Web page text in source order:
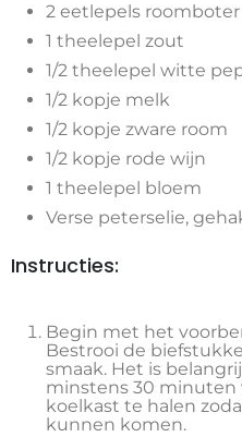
2 eetlepels roomboter
1 theelepel zout
1/2 theelepel witte
1/2 kopje melk
1/2 kopje zware room
1/2 kopje rode wijn
1 theelepel bloem
Verse peterselie,
Instructies:
Begin met het
Bestrooi de
smaak. Het is
minstens 30 minuten
koelkast te halen
kunnen komen.